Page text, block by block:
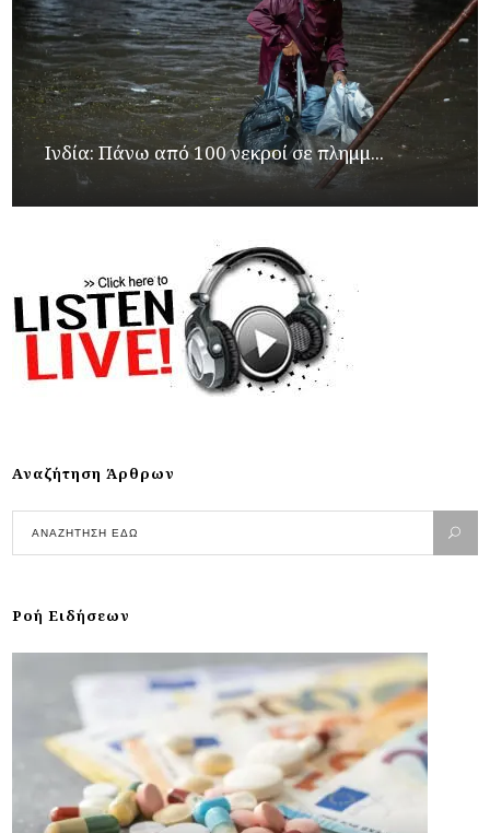
Ινδία: Πάνω από 100 νεκροί σε πλημμ...
Αναζήτηση Άρθρων
Ροή Ειδήσεων